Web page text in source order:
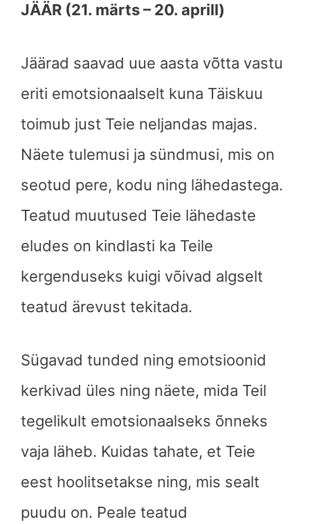
JÄÄR (21. märts – 20. aprill)
Jäärad saavad uue aasta võtta vastu
eriti emotsionaalselt kuna Täiskuu
toimub just Teie neljandas majas.
Näete tulemusi ja sündmusi, mis on
seotud pere, kodu ning lähedastega.
Teatud muutused Teie lähedaste
eludes on kindlasti ka Teile
kergenduseks kuigi võivad algselt
teatud ärevust tekitada.
Sügavad tunded ning emotsioonid
kerkivad üles ning näete, mida Teil
tegelikult emotsionaalseks õnneks
vaja läheb. Kuidas tahate, et Teie
eest hoolitsetakse ning, mis sealt
puudu on. Peale teatud